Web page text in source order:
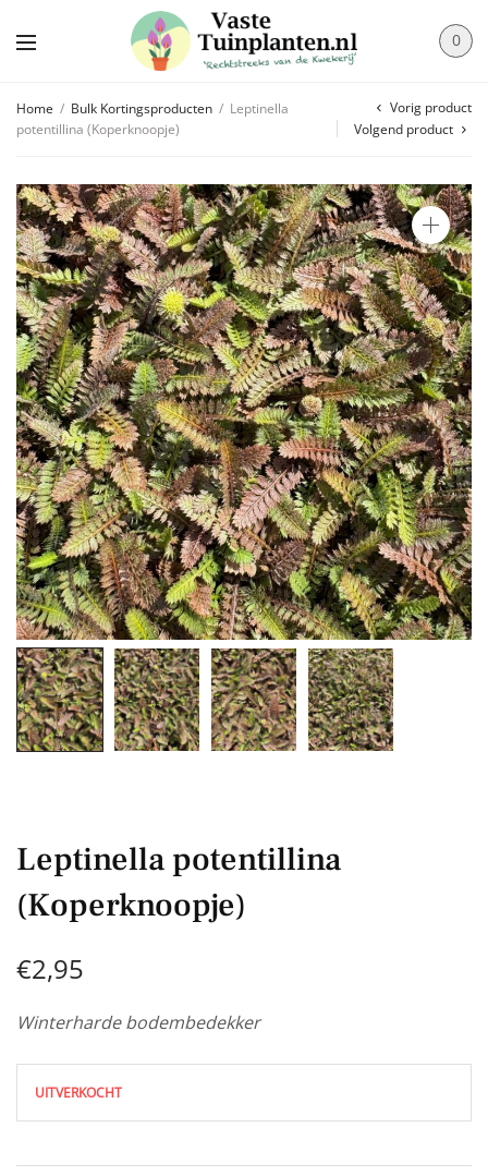
0
Home / Bulk Kortingsproducten / Leptinella
potentillina (Koperknoopje)
Vorig product
Volgend product
Leptinella potentillina
(Koperknoopje)
€2,95
Winterharde bodembedekker
UITVERKOCHT